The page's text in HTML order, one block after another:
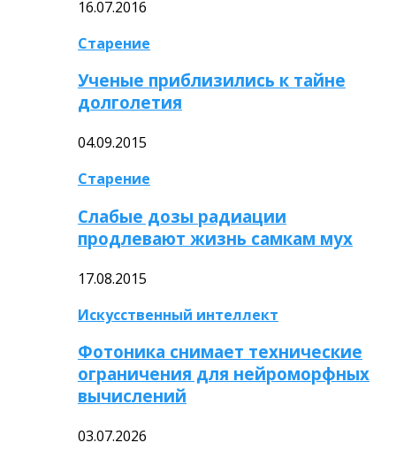
16.07.2016
Старение
Ученые приблизились к тайне
долголетия
04.09.2015
Старение
Слабые дозы радиации
продлевают жизнь самкам мух
17.08.2015
Искусственный интеллект
Фотоника снимает технические
ограничения для нейроморфных
вычислений
03.07.2026